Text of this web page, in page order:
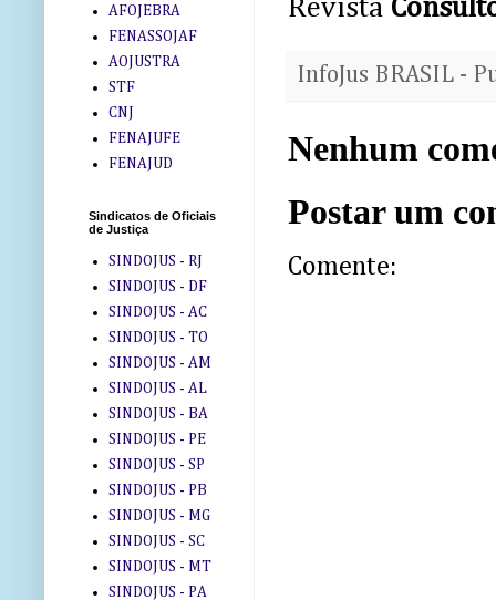
Revista
InfoJus BRASIL -
Nenhum
Postar um
Comente:
AFOJEBRA
FENASSOJAF
AOJUSTRA
STF
CNJ
FENAJUFE
FENAJUD
Sindicatos de Oficiais
de Justiça
SINDOJUS - RJ
SINDOJUS - DF
SINDOJUS - AC
SINDOJUS - TO
SINDOJUS - AM
SINDOJUS - AL
SINDOJUS - BA
SINDOJUS - PE
SINDOJUS - SP
SINDOJUS - PB
SINDOJUS - MG
SINDOJUS - SC
SINDOJUS - MT
SINDOJUS - PA